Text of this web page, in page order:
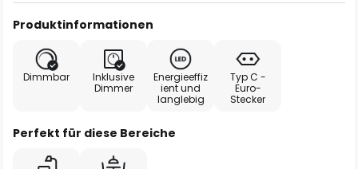
Produktinformationen
Dimmbar
Inklusive
Dimmer
Energieeffiz
ient und
langlebig
Typ C -
Euro-
Stecker
Perfekt für diese Bereiche